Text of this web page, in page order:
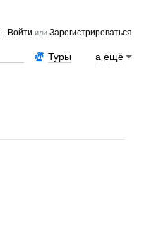
Войти илиЗарегистрироваться
а ещё
Туры